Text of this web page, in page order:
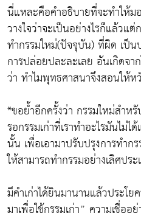
นี่แหละคือคำอธิบายที่จะทำให้ม
วางใจว่าจะเป็นอย่างไรก็แล้วแ
ทำกรรมใหม่(ปัจจุบัน) ที่ผิด เป็
การปล่อยปละละเลย อันเกิดจ
ว่า ทำไมพุทธศาสนาจึงสอนให้ห
*ขอย้ำอีกครั้งว่า กรรมใหม่สำห
รอกรรมเก่าที่เราทำอะไรมันไม่
นั้น เพื่อเอามาปรับปรุงการทำก
ให้สามารถทำกรรมอย่างเลิศปร
มีคำเก่าได้ยินมานานแล้วประโ